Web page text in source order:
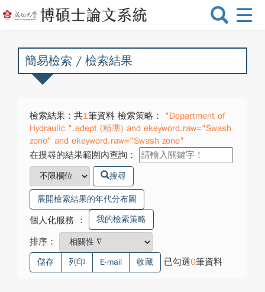
選
換
簡易檢索 / 檢索結果
檢索結果：共1筆資料 檢索策略：
"Department of
Hydraulic ".edept (精準) and ekeyword.raw="Swash
zone" and ekeyword.raw="Swash zone"
在搜尋的結果範圍內查詢：
搜尋
展開檢索結果的年代分布圖
個人化服務 ： 我的檢索策略
排序：
儲存 列印 E-mail 收藏 已勾選0筆資料